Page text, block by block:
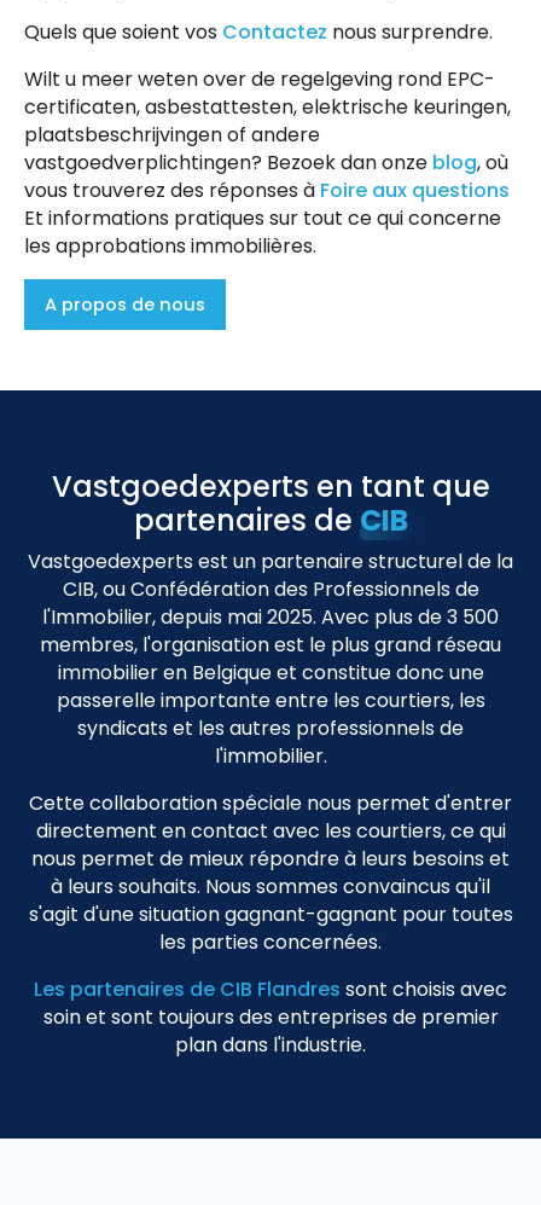
Quels que soient vos Contactez nous surprendre.
Wilt u meer weten over de regelgeving rond EPC-
certificaten, asbestattesten, elektrische keuringen,
plaatsbeschrijvingen of andere
vastgoedverplichtingen? Bezoek dan onze blog, où
vous trouverez des réponses à Foire aux questions
Et informations pratiques sur tout ce qui concerne
les approbations immobilières.
A propos de nous
Vastgoedexperts en tant que
partenaires de CIB
Vastgoedexperts est un partenaire structurel de la
CIB, ou Confédération des Professionnels de
l'Immobilier, depuis mai 2025. Avec plus de 3 500
membres, l'organisation est le plus grand réseau
immobilier en Belgique et constitue donc une
passerelle importante entre les courtiers, les
syndicats et les autres professionnels de
l'immobilier.
Cette collaboration spéciale nous permet d'entrer
directement en contact avec les courtiers, ce qui
nous permet de mieux répondre à leurs besoins et
à leurs souhaits. Nous sommes convaincus qu'il
s'agit d'une situation gagnant-gagnant pour toutes
les parties concernées.
Les partenaires de CIB Flandres sont choisis avec
soin et sont toujours des entreprises de premier
plan dans l'industrie.